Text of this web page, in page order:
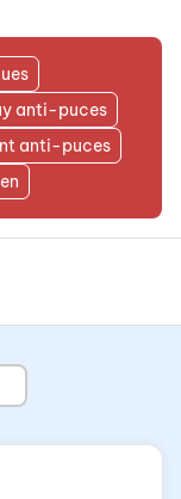
anti-puces
anti-puces